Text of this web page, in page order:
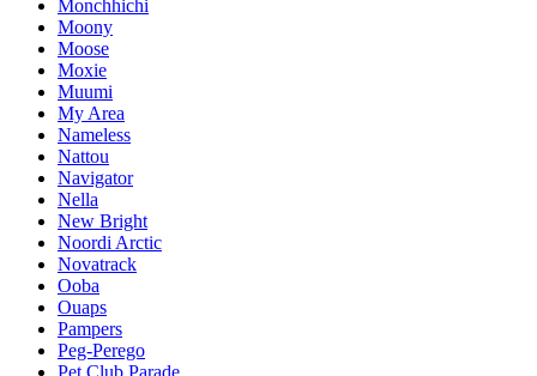
Monchhichi
Moony
Moose
Moxie
Muumi
My Area
Nameless
Nattou
Navigator
Nella
New Bright
Noordi Arctic
Novatrack
Ooba
Ouaps
Pampers
Peg-Perego
Pet Club Parade